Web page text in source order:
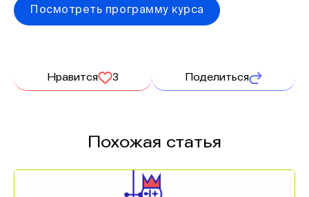
Посмотреть программу курса
Нравится 3 Поделиться
Похожая статья